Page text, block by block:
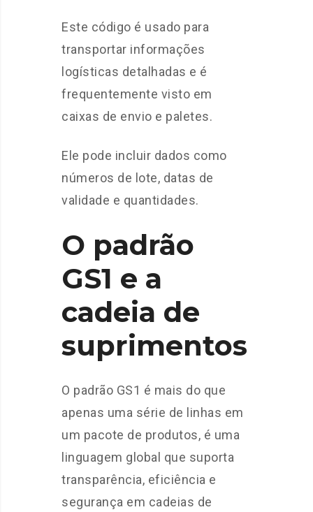
Este código é usado para
transportar informações
logísticas detalhadas e é
frequentemente visto em
caixas de envio e paletes.
Ele pode incluir dados como
números de lote, datas de
validade e quantidades.
O padrão
GS1 e a
cadeia de
suprimentos
O padrão GS1 é mais do que
apenas uma série de linhas em
um pacote de produtos, é uma
linguagem global que suporta
transparência, eficiência e
segurança em cadeias de